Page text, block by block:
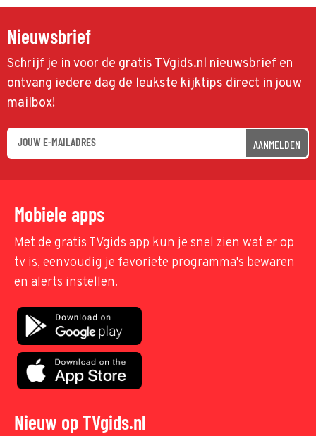
Nieuwsbrief
Schrijf je in voor de gratis TVgids.nl nieuwsbrief en
ontvang iedere dag de leukste kijktips direct in jouw
mailbox!
AANMELDEN
Mobiele apps
Met de gratis TVgids app kun je snel zien wat er op
tv is, eenvoudig je favoriete programma's bewaren
en alerts instellen.
Nieuw op TVgids.nl